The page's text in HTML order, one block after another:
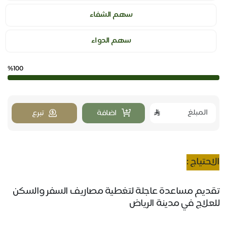
سهم الشفاء
سهم الدواء
%100
اضافة تبرع
الاحتياج :
تقديم مساعدة عاجلة لتغطية مصاريف السفر والسكن
للعلاج في مدينة الرياض